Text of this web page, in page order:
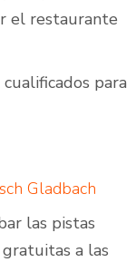
el restaurante
para
Gladbach
las pistas
a las